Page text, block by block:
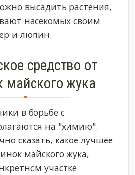
высадить растения,
насекомых своим
и люпин.
средство от
майского жука
в борьбе с
на "химию".
сказать, какое лучшее
майского жука,
участке